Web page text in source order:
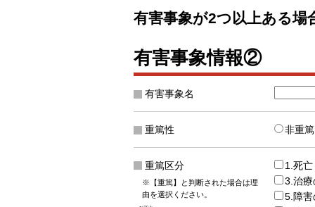
有害事象が2つ以上ある
有害事象情報②
有害事象名
重篤性 非重篤
重篤区分
※【重篤】と判断された場合は理
由を選択ください。
1.死亡
3.治療
5.障